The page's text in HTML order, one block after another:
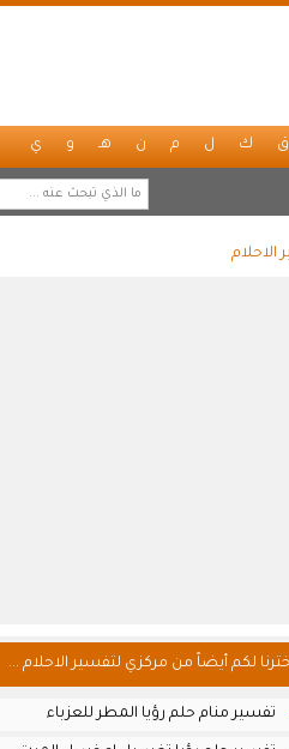
ق ك ل م ن هـ و ي
لكم أيضاً من مركزي لتفسير الاحلام ...
تفسير منام حلم رؤيا المطر للعزباء